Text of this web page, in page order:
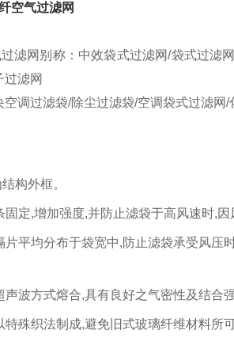
空气过滤网
滤网别称：中效袋式过滤网/袋式过滤
过滤网
调过滤袋/除尘过滤袋/空调袋式过滤网
构外框。
固定,增加强度,并防止滤袋于高风速时,因
片平均分布于袋宽中,防止滤袋承受风压
声波方式熔合,具有良好之气密性及结合
特殊织法制成,避免旧式玻璃纤维材料所